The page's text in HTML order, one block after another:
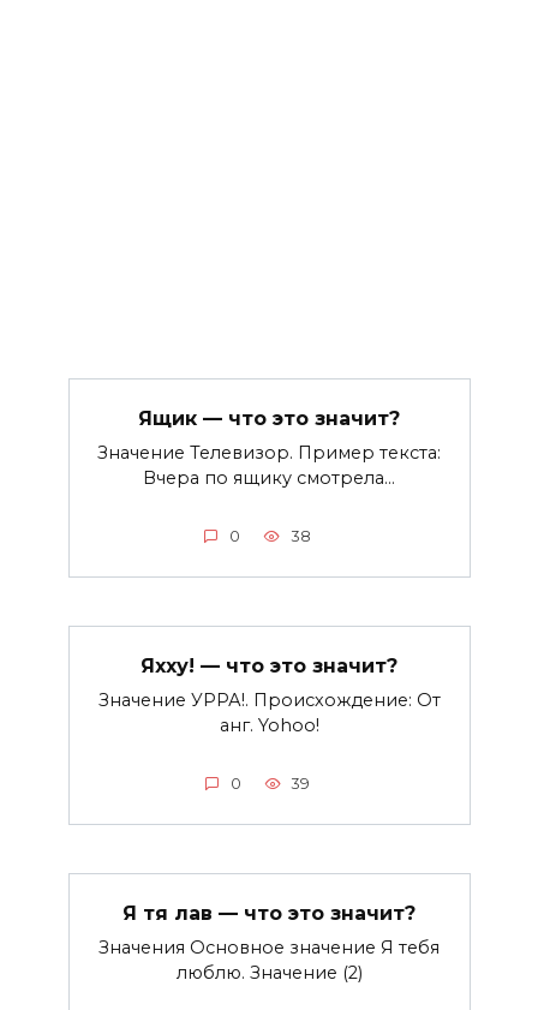
Ящик — что это значит?
Значение Телевизор. Пример текста:
Вчера по ящику смотрела…
0 38
Яхху! — что это значит?
Значение УРРА!. Происхождение: От
анг. Yohoo!
0 39
Я тя лав — что это значит?
Значения Основное значение Я тебя
люблю. Значение (2)